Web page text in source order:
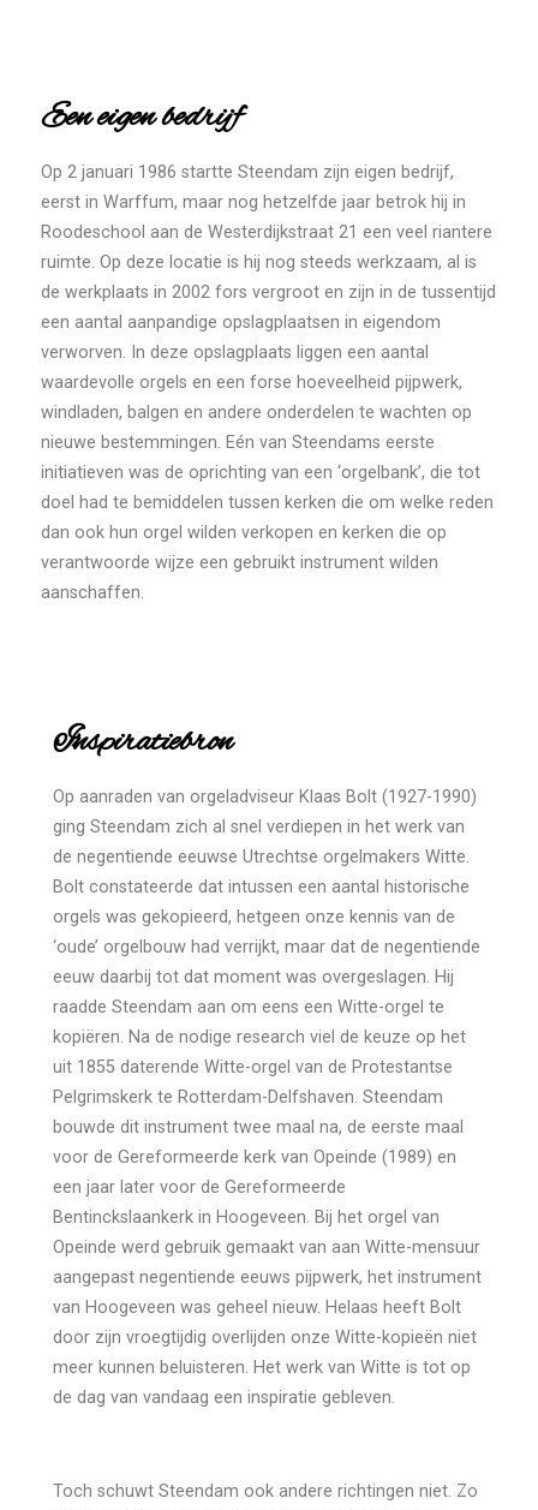
Een eigen bedrijf
Op 2 januari 1986 startte Steendam zijn eigen bedrijf,
eerst in Warffum, maar nog hetzelfde jaar betrok hij in
Roodeschool aan de Westerdijkstraat 21 een veel riantere
ruimte. Op deze locatie is hij nog steeds werkzaam, al is
de werkplaats in 2002 fors vergroot en zijn in de tussentijd
een aantal aanpandige opslagplaatsen in eigendom
verworven. In deze opslagplaats liggen een aantal
waardevolle orgels en een forse hoeveelheid pijpwerk,
windladen, balgen en andere onderdelen te wachten op
nieuwe bestemmingen. Eén van Steendams eerste
initiatieven was de oprichting van een ‘orgelbank’, die tot
doel had te bemiddelen tussen kerken die om welke reden
dan ook hun orgel wilden verkopen en kerken die op
verantwoorde wijze een gebruikt instrument wilden
aanschaffen.
Inspiratiebron
Op aanraden van orgeladviseur Klaas Bolt (1927-1990)
ging Steendam zich al snel verdiepen in het werk van
de negentiende eeuwse Utrechtse orgelmakers Witte.
Bolt constateerde dat intussen een aantal historische
orgels was gekopieerd, hetgeen onze kennis van de
‘oude’ orgelbouw had verrijkt, maar dat de negentiende
eeuw daarbij tot dat moment was overgeslagen. Hij
raadde Steendam aan om eens een Witte-orgel te
kopiëren. Na de nodige research viel de keuze op het
uit 1855 daterende Witte-orgel van de Protestantse
Pelgrimskerk te Rotterdam-Delfshaven. Steendam
bouwde dit instrument twee maal na, de eerste maal
voor de Gereformeerde kerk van Opeinde (1989) en
een jaar later voor de Gereformeerde
Bentinckslaankerk in Hoogeveen. Bij het orgel van
Opeinde werd gebruik gemaakt van aan Witte-mensuur
aangepast negentiende eeuws pijpwerk, het instrument
van Hoogeveen was geheel nieuw. Helaas heeft Bolt
door zijn vroegtijdig overlijden onze Witte-kopieën niet
meer kunnen beluisteren. Het werk van Witte is tot op
de dag van vandaag een inspiratie gebleven.
Toch schuwt Steendam ook andere richtingen niet. Zo